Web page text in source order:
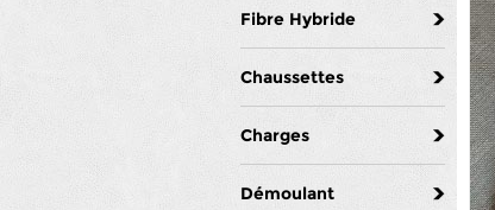
Fibre Hybride
Chaussettes
Charges
Démoulant